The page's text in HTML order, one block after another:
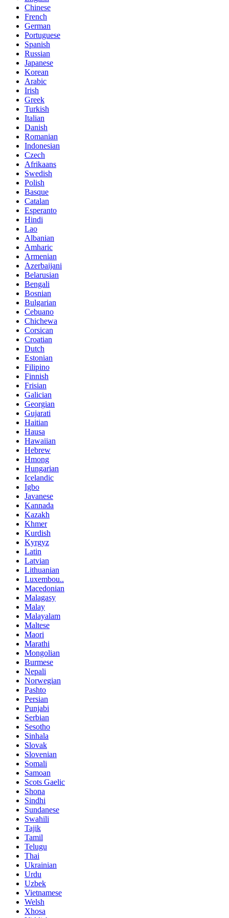
Chinese
French
German
Portuguese
Spanish
Russian
Japanese
Korean
Arabic
Irish
Greek
Turkish
Italian
Danish
Romanian
Indonesian
Czech
Afrikaans
Swedish
Polish
Basque
Catalan
Esperanto
Hindi
Lao
Albanian
Amharic
Armenian
Azerbaijani
Belarusian
Bengali
Bosnian
Bulgarian
Cebuano
Chichewa
Corsican
Croatian
Dutch
Estonian
Filipino
Finnish
Frisian
Galician
Georgian
Gujarati
Haitian
Hausa
Hawaiian
Hebrew
Hmong
Hungarian
Icelandic
Igbo
Javanese
Kannada
Kazakh
Khmer
Kurdish
Kyrgyz
Latin
Latvian
Lithuanian
Luxembou..
Macedonian
Malagasy
Malay
Malayalam
Maltese
Maori
Marathi
Mongolian
Burmese
Nepali
Norwegian
Pashto
Persian
Punjabi
Serbian
Sesotho
Sinhala
Slovak
Slovenian
Somali
Samoan
Scots Gaelic
Shona
Sindhi
Sundanese
Swahili
Tajik
Tamil
Telugu
Thai
Ukrainian
Urdu
Uzbek
Vietnamese
Welsh
Xhosa